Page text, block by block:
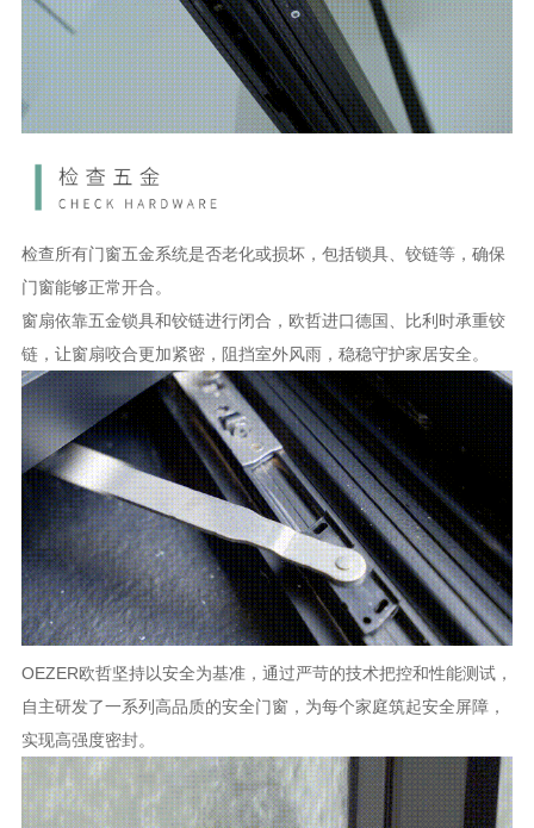
检查所有门窗五金系统是否老化或损坏，包括锁具、铰链等，确保
门窗能够正常开合。
窗扇依靠五金锁具和铰链进行闭合，欧哲进口德国、比利时承重铰
链，让窗扇咬合更加紧密，阻挡室外风雨，稳稳守护家居安全。
OEZER欧哲坚持以安全为基准，通过严苛的技术把控和性能测试，
自主研发了一系列高品质的安全门窗，为每个家庭筑起安全屏障，
实现高强度密封。